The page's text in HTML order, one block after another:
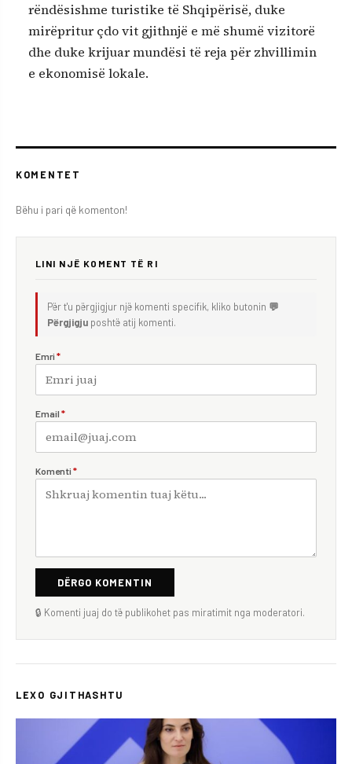
rëndësishme turistike të Shqipërisë, duke
mirëpritur çdo vit gjithnjë e më shumë vizitorë
dhe duke krijuar mundësi të reja për zhvillimin
e ekonomisë lokale.
KOMENTET
Bëhu i pari që komenton!
LINI NJË KOMENT TË RI
Për t'u përgjigjur një komenti specifik, kliko butonin 💬
Përgjigju poshtë atij komenti.
Emri *
Email *
Komenti *
DËRGO KOMENTIN
🔒 Komenti juaj do të publikohet pas miratimit nga moderatori.
LEXO GJITHASHTU